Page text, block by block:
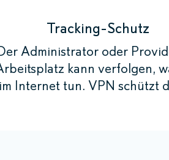
Tracking-Schutz
Administrator oder
kann verfolgen,
im Internet tun. VPN schützt